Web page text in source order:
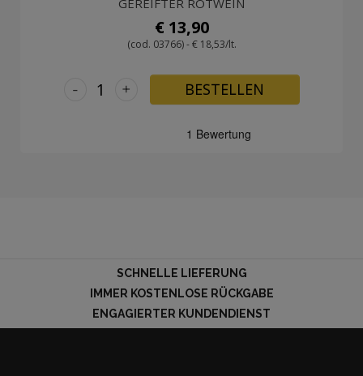
€ 13,90
(cod. 03766) - € 18,53/lt.
+
- BESTELLEN
SCHNELLE LIEFERUNG
IMMER KOSTENLOSE RÜCKGABE
ENGAGIERTER KUNDENDIENST